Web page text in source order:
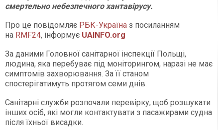
смертельно небезпечного хантавірусу.
Про це повідомляє РБК-Україна з посиланням
на RMF24, інформує UAINFO.org
За даними Головної санітарної інспекції Польщі,
людина, яка перебуває під моніторингом, наразі не має
симптомів захворювання. За її станом
спостерігатимуть протягом семи днів.
Санітарні служби розпочали перевірку, щоб розшукати
інших осіб, які могли контактувати з пасажирами судна
після їхньої висадки.